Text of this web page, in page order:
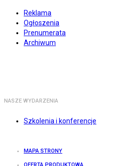
Reklama
Ogłoszenia
Prenumerata
Archiwum
NASZE WYDARZENIA
Szkolenia i konferencje
MAPA STRONY